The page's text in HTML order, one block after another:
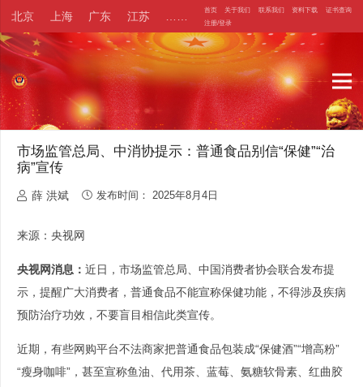
北京 上海 广东 江苏 首页 关于我们 联系我们 资料下载
证书查询
注册/登录
市场监管总局、中消协提示：普通食品别信“保健”“治
病”宣传
薛 洪斌 发布时间：2025年8月4日
来源：央视网
央视网消息： 近日，市场监管总局、中国消费者协会联合发布提
示，提醒广大消费者，普通食品不能宣称保健功能，不得涉及疾病
预防治疗功效，不要盲目相信此类宣传。
近期，有些网购平台不法商家把普通食品包装成“保健酒”“增高粉”
“瘦身咖啡”，甚至宣称鱼油、代用茶、蓝莓、氨糖软骨素、红曲胶